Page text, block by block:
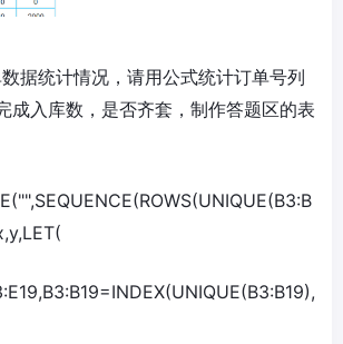
据统计情况，请用公式统计订单号列
成入库数，是否齐套，制作答题区的表